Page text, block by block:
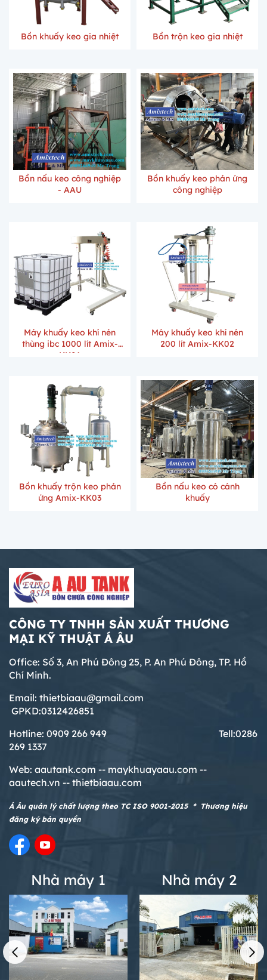
Bồn khuấy keo gia nhiệt Bồn trộn keo gia nhiệt
Bồn nấu keo công nghiệp
- AAU
Bồn khuấy keo phản ứng
công nghiệp
Máy khuấy keo khí nén
thùng ibc 1000 lít Amix-
KK01
Máy khuấy keo khí nén
200 lít Amix-KK02
Bồn khuấy trộn keo phản
ứng Amix-KK03
Bồn nấu keo có cánh
khuấy
CÔNG TY TNHH SẢN XUẤT THƯƠNG
MẠI KỸ THUẬT Á ÂU
Office: Số 3, An Phú Đông 25, P. An Phú Đông, TP. Hồ
Chí Minh.
Email: thietbiaau@gmail.com
GPKD:0312426851
Hotline: 0909 266 949 Tell:0286
269 1337
Web: aautank.com -- maykhuayaau.com --
aautech.vn -- thietbiaau.com
Á Âu quản lý chất lượng theo TC ISO 9001-2015 * Thương hiệu
đăng ký bản quyền
Nhà máy 1 Nhà máy 2